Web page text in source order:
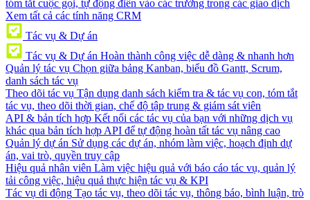
tóm tắt cuộc gọi, tự động điền vào các trường trong các giao dịch
Xem tất cả các tính năng CRM
Tác vụ & Dự án
Tác vụ & Dự án Hoàn thành công việc dễ dàng & nhanh hơn
Quản lý tác vụ Chọn giữa bảng Kanban, biểu đồ Gantt, Scrum,
danh sách tác vụ
Theo dõi tác vụ Tận dụng danh sách kiểm tra & tác vụ con, tóm tắt
tác vụ, theo dõi thời gian, chế độ tập trung & giám sát viên
API & bản tích hợp Kết nối các tác vụ của bạn với những dịch vụ
khác qua bản tích hợp API để tự động hoàn tất tác vụ nâng cao
Quản lý dự án Sử dụng các dự án, nhóm làm việc, hoạch định dự
án, vai trò, quyền truy cập
Hiệu quả nhân viên Làm việc hiệu quả với báo cáo tác vụ, quản lý
tải công việc, hiệu quả thực hiện tác vụ & KPI
Tác vụ di động Tạo tác vụ, theo dõi tác vụ, thông báo, bình luận, trò